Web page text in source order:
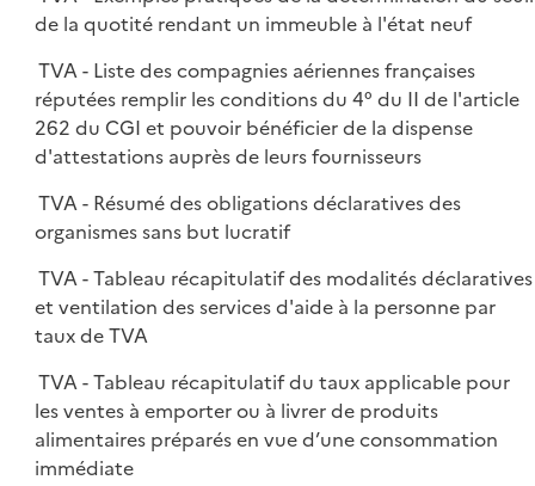
de la quotité rendant un immeuble à l'état neuf
TVA - Liste des compagnies aériennes françaises
réputées remplir les conditions du 4° du II de l'article
262 du CGI et pouvoir bénéficier de la dispense
d'attestations auprès de leurs fournisseurs
TVA - Résumé des obligations déclaratives des
organismes sans but lucratif
TVA - Tableau récapitulatif des modalités déclaratives
et ventilation des services d'aide à la personne par
taux de TVA
TVA - Tableau récapitulatif du taux applicable pour
les ventes à emporter ou à livrer de produits
alimentaires préparés en vue d’une consommation
immédiate